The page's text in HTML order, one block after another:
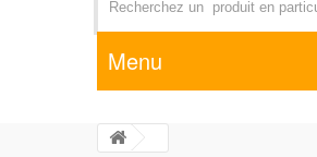
Par exemple +distributeur +CD01